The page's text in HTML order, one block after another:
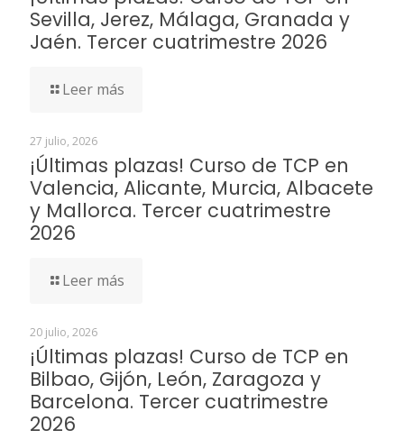
Sevilla, Jerez, Málaga, Granada y
Jaén. Tercer cuatrimestre 2026
Leer más
27 julio, 2026
¡Últimas plazas! Curso de TCP en
Valencia, Alicante, Murcia, Albacete
y Mallorca. Tercer cuatrimestre
2026
Leer más
20 julio, 2026
¡Últimas plazas! Curso de TCP en
Bilbao, Gijón, León, Zaragoza y
Barcelona. Tercer cuatrimestre
2026